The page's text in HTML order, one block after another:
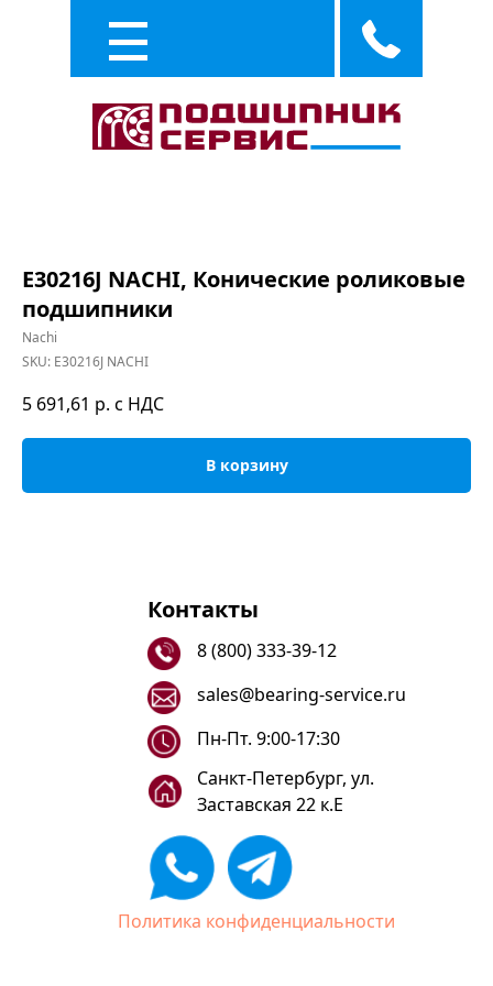
E30216J NACHI, Конические роликовые
подшипники
Nachi
SKU: E30216J NACHI
5 691,61 р. с НДС
В корзину
Контакты
8 (800) 333-39-12
sales@bearing-service.ru
Санкт-Петербург, ул.
Заставская 22 к.Е
Пн-Пт. 9:00-17:30
Политика конфиденциальности